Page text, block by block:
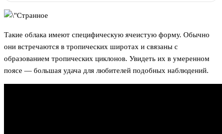
Такие облака имеют специфическую ячеистую форму. Обычно
они встречаются в тропических широтах и связаны с
образованием тропических циклонов. Увидеть их в умеренном
поясе — большая удача для любителей подобных наблюдений.